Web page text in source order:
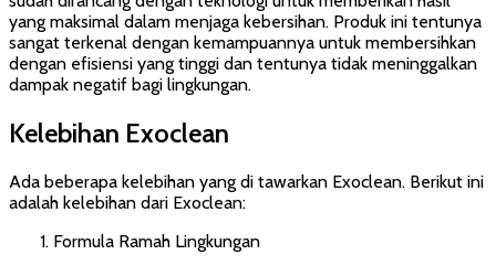
yang maksimal dalam menjaga kebersihan. Produk ini tentunya
sangat terkenal dengan kemampuannya untuk membersihkan
dengan efisiensi yang tinggi dan tentunya tidak meninggalkan
dampak negatif bagi lingkungan.
Kelebihan Exoclean
Ada beberapa kelebihan yang di tawarkan Exoclean. Berikut ini
adalah kelebihan dari Exoclean:
Formula Ramah Lingkungan